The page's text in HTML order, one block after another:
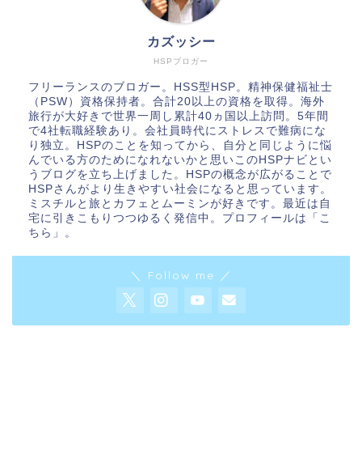
HSPブロガー
カズッシー
フリーランスのブロガー。HSS型HSP。精神保健福祉士
（PSW）資格保持者。合計20以上の資格を取得。海外
旅行が大好きで世界一周し累計40ヵ国以上訪問。5年間
で4社転職経験あり。会社員時代にストレスで難病にな
り独立。HSPのことを知ってから、自分と同じように悩
んでいる方のためになれないかと思いこのHSPナビとい
うブログを立ち上げました。HSPの概念が広がることで
HSPさんがより生きやすい社会になると思っています。
ミスチルと旅とカフェとムーミンが好きです。最近は自
宅に引きこもりつつゆるく発信中。プロフィールは「 こ
ちら 」。
＼ Follow me ／